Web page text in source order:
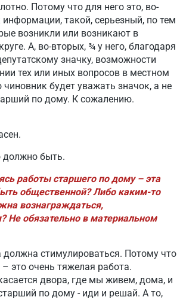
Потому что для него это, во-
информации, такой, серьезный, по тем
возникли или возникают в
А, во-вторых, ¾ у него, благодаря
значку, возможности
тех или иных вопросов в местном
будет уважать значок, а не
по дому. К сожалению.
должно быть.
работы старшего по дому – эта
общественной? Либо каким-то
вознаграждаться,
Не обязательно в материальном
должна стимулироваться. Потому что
это очень тяжелая работа.
двора, где мы живем, дома, и
по дому - иди и решай. А то,